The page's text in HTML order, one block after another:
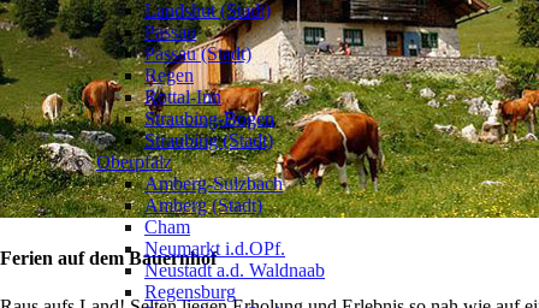
Ferien auf dem Bauernhof
Landshut (Stadt)
Passau
Passau (Stadt)
Regen
Rottal-Inn
Straubing-Bogen
Straubing (Stadt)
Oberpfalz
Amberg-Sulzbach
Amberg (Stadt)
Cham
Neumarkt i.d.OPf.
Neustadt a.d. Waldnaab
Regensburg